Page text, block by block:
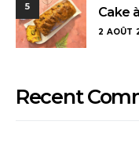
5 Cake
2 AOÛT
Recent